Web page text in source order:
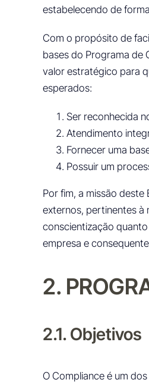
estabelecendo de
Com o propósito de
bases do Programa de
valor estratégico para
esperados:
Ser reconhecida
Atendimento
Fornecer uma
Possuir um
Por fim, a missão
externos, pertinentes à
conscientização
empresa e
2.
2.1. Objetivos
O Compliance é um